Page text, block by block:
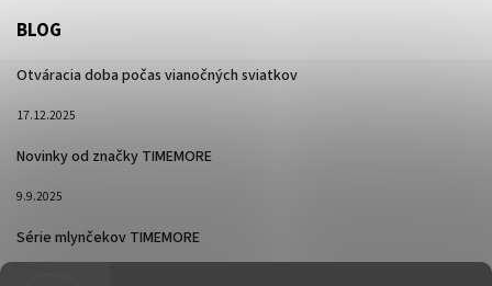
BLOG
Otváracia doba počas vianočných sviatkov
17.12.2025
Novinky od značky TIMEMORE
9.9.2025
Série mlynčekov TIMEMORE